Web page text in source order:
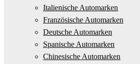
Italienische Automarken
Französische Automarken
Deutsche Automarken
Spanische Automarken
Chinesische Automarken